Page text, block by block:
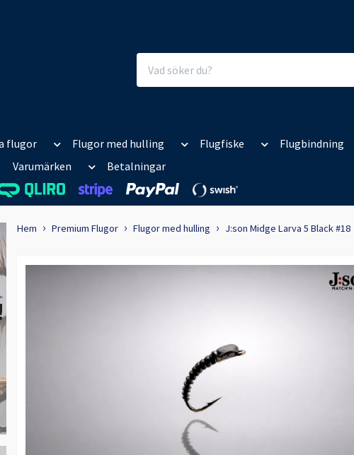
flugor Flugor med hulling Flugfiske Flugbindning
Varumärken Betalningar
Hem Premium Flugor Flugor med hulling J:son Midge Larva 5 Black #18